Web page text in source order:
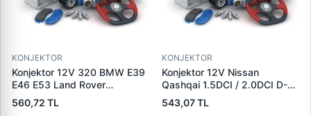
KONJEKTOR
Konjektor 12V 320 BMW E39
E46 E53 Land Rover
Freelander 2.0 TD4 | YUNYI
08-033 | OEM 12317501749
560,72 TL
KONJEKTOR
Konjektor 12V Nissan
Qashqai 1.5DCI / 2.0DCI D-S-
L Uc Nissan 10-Trail
2.0DCI/Renault Koleos Jeep
543,07 TL